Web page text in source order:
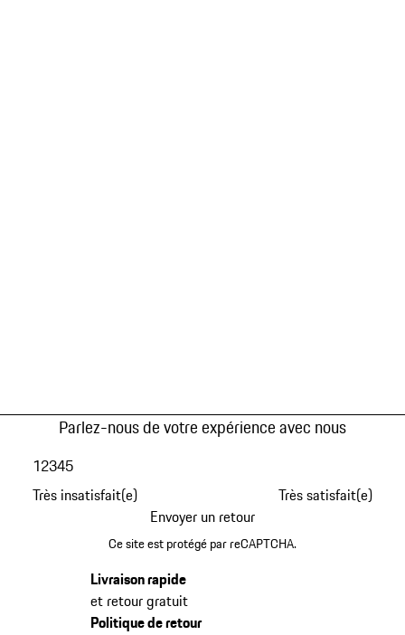
Parlez-nous de votre expérience avec nous
Très insatisfait(e)
12345
Très satisfait(e)
Envoyer un retour
Ce site est protégé par reCAPTCHA.
Livraison rapide
et retour gratuit
Politique de retour